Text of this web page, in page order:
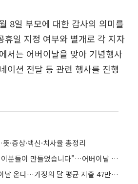
8일 부모에 대한 감사의 의미를
휴일 지정 여부와 별개로 각 지자
서는 어버이날을 맞아 기념행사
이션 전달 등 관련 행사를 진행
·증상·백신·치사율 총정리
"오늘의 수원축협은 이분들이 만들었습니다"…어버이날 앞두고 88세 원로 조합원 찾아간 조합장
어린이날 가고 어버이날 온다…가정의 달 평균 지출 47만9000원